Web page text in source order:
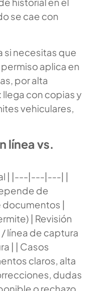
se cae con
si necesitas que
aplica en
por alta
con copias y
vehiculares,
línea vs.
| |---|---|---| |
de
documentos |
| Revisión
/ línea de captura
| | Casos
claros, alta
dudas
o rechazo